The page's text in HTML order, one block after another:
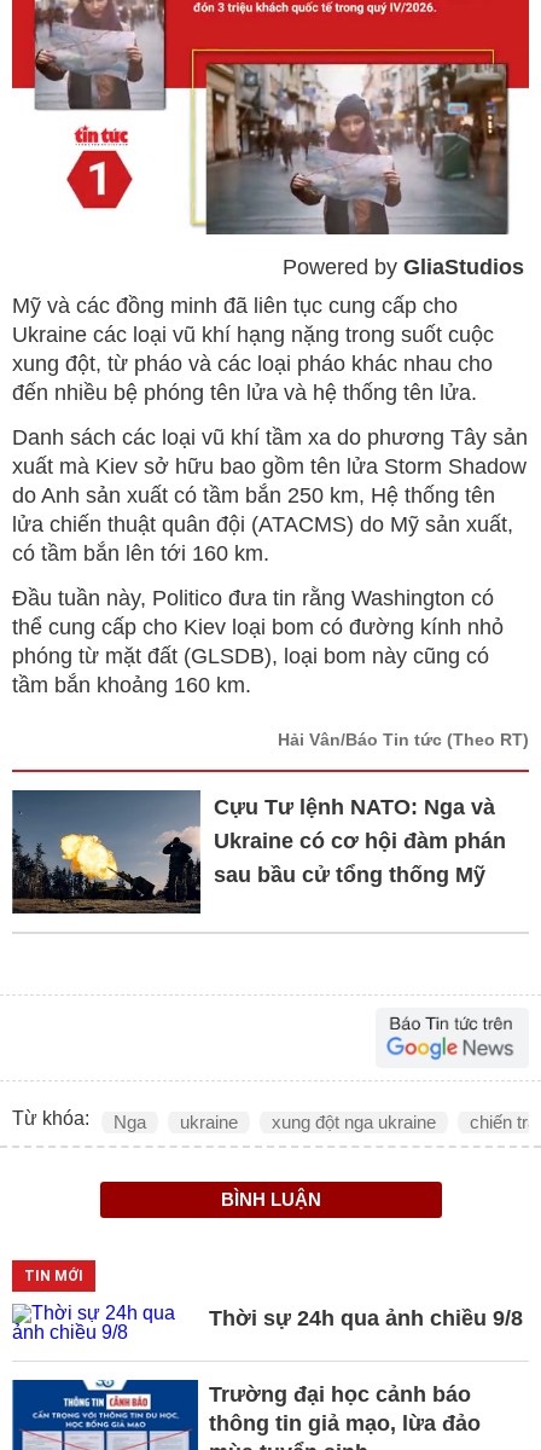
Powered by GliaStudios
Mỹ và các đồng minh đã liên tục cung cấp cho
Ukraine các loại vũ khí hạng nặng trong suốt cuộc
xung đột, từ pháo và các loại pháo khác nhau cho
đến nhiều bệ phóng tên lửa và hệ thống tên lửa.
Danh sách các loại vũ khí tầm xa do phương Tây sản
xuất mà Kiev sở hữu bao gồm tên lửa Storm Shadow
do Anh sản xuất có tầm bắn 250 km, Hệ thống tên
lửa chiến thuật quân đội (ATACMS) do Mỹ sản xuất,
có tầm bắn lên tới 160 km.
Đầu tuần này, Politico đưa tin rằng Washington có
thể cung cấp cho Kiev loại bom có đường kính nhỏ
phóng từ mặt đất (GLSDB), loại bom này cũng có
tầm bắn khoảng 160 km.
Hải Vân/Báo Tin tức (Theo RT)
Cựu Tư lệnh NATO: Nga và
Ukraine có cơ hội đàm phán
sau bầu cử tổng thống Mỹ
Từ khóa: Nga ukraine xung đột nga ukraine chiến
BÌNH LUẬN
TIN MỚI
Thời sự 24h qua ảnh chiều 9/8
Trường đại học cảnh báo
thông tin giả mạo, lừa đảo